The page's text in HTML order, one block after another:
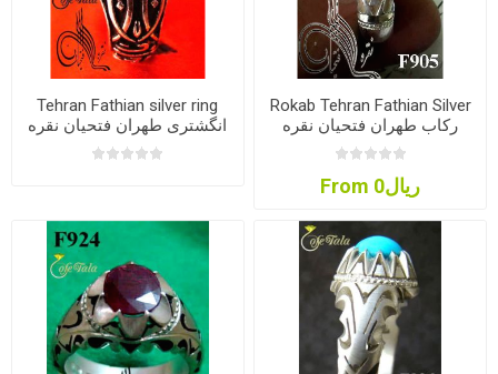
Tehran Fathian silver ring
انگشتری طهران فتحیان نقره
Rokab Tehran Fathian Silver
رکاب طهران فتحیان نقره
From ریال0